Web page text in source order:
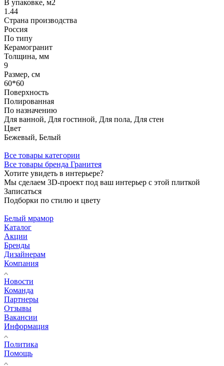
В упаковке, м2
1.44
Страна производства
Россия
По типу
Керамогранит
Толщина, мм
9
Размер, см
60*60
Поверхность
Полированная
По назначению
Для ванной, Для гостиной, Для пола, Для стен
Цвет
Бежевый, Белый
Все товары категории
Все товары бренда Гранитея
Хотите увидеть в интерьере?
Мы сделаем 3D-проект под ваш интерьер с этой плиткой
Записаться
Подборки по стилю и цвету
Белый мрамор
Каталог
Акции
Бренды
Дизайнерам
Компания
Новости
Команда
Партнеры
Отзывы
Вакансии
Информация
Политика
Помощь